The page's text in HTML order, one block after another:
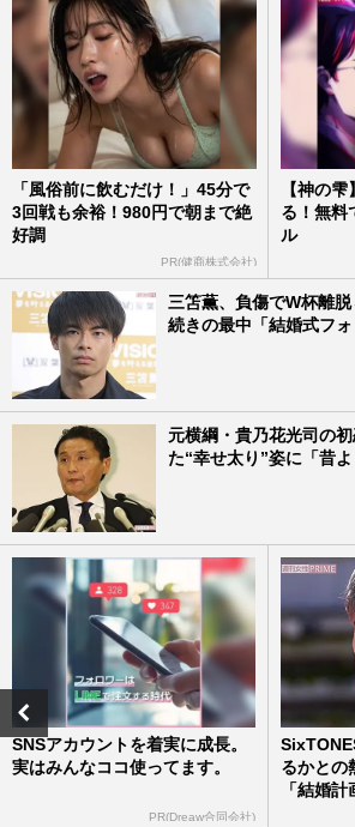
「風俗前に飲むだけ！」45分で
3回戦も余裕！980円で朝まで絶
好調
PR(健商株式会社)
【神の
る！無料
ル
三笘薫、負傷でW杯離
続きの最中「結婚式フ
元横綱・貴乃花光司の
た“幸せ太り”姿に「昔
SNSアカウントを着実に成長。
実はみんなココ使ってます。
PR(Dreaw合同会社)
るかとの
「結婚